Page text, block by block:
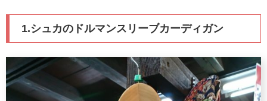
1.シュカのドルマンスリーブカーディガン